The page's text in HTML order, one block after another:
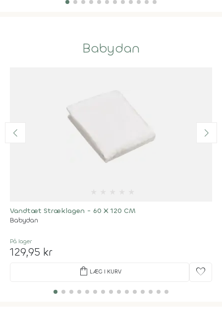
Babydan
Vandtæt Stræklagen - 60 X 120 CM
Babydan
På lager
129,95 kr
shopping_bag LÆG I KURV favorite